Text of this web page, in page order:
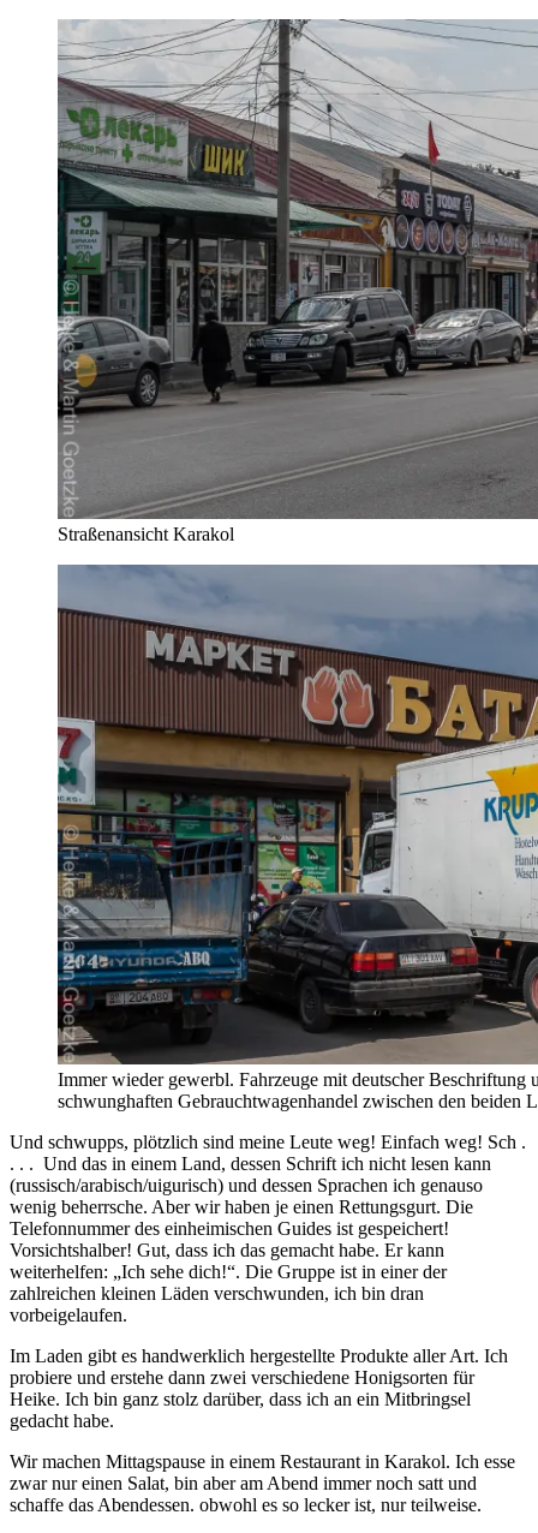
Straßenansicht Karakol
Immer wieder gewerbl. Fahrzeuge mit deutscher
schwunghaften Gebrauchtwagenhandel zwischen den beiden
Und schwupps, plötzlich sind meine Leute weg! Einfach weg! Sch .
. . . Und das in einem Land, dessen Schrift ich nicht lesen kann
(russisch/arabisch/uigurisch) und dessen Sprachen ich genauso
wenig beherrsche. Aber wir haben je einen Rettungsgurt. Die
Telefonnummer des einheimischen Guides ist gespeichert!
Vorsichtshalber! Gut, dass ich das gemacht habe. Er kann
weiterhelfen: „Ich sehe dich!“. Die Gruppe ist in einer der
zahlreichen kleinen Läden verschwunden, ich bin dran
vorbeigelaufen.
Im Laden gibt es handwerklich hergestellte Produkte aller Art. Ich
probiere und erstehe dann zwei verschiedene Honigsorten für
Heike. Ich bin ganz stolz darüber, dass ich an ein Mitbringsel
gedacht habe.
Wir machen Mittagspause in einem Restaurant in Karakol. Ich esse
zwar nur einen Salat, bin aber am Abend immer noch satt und
schaffe das Abendessen. obwohl es so lecker ist, nur teilweise.